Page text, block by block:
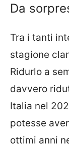
Da
Tra i tanti
stagione
Ridurlo a
davvero
Italia nel
potesse
ottimi anni